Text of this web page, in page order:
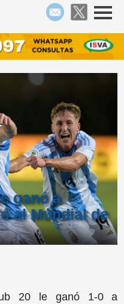
ganó a
al Mundial de
20 le ganó 1-0 a